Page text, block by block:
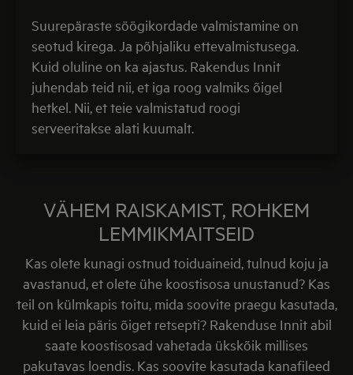
Suurepäraste söögikordade valmistamine on
seotud kirega. Ja põhjaliku ettevalmistusega.
Kuid oluline on ka ajastus. Rakendus Innit
juhendab teid nii, et iga roog valmiks õigel
hetkel. Nii, et teie valmistatud roogi
serveeritakse alati kuumalt.
VÄHEM RAISKAMIST, ROHKEM
LEMMIKMAITSEID
Kas olete kunagi ostnud toiduaineid, tulnud koju ja
avastanud, et olete ühe koostisosa unustanud? Kas
teil on külmkapis toitu, mida soovite praegu kasutada,
kuid ei leia päris õiget retsepti? Rakenduse Innit abil
saate koostisosad vahetada ükskõik millises
pakutavas loendis. Kas soovite kasutada kanafileed